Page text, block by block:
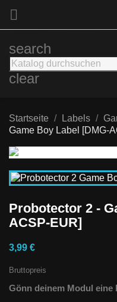

search
clear
Startseite Labels
Game Boy Label [DMG-
Probotector 2 -
ACSP-EUR]
3,99 €
Bruttopreis
Gönn deinem Modul eine